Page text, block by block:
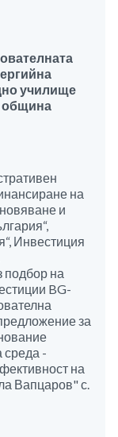
училище
община
на
и
Инвестиция
подбор на
BG-
за
среда -
на
Вапцаров" с.